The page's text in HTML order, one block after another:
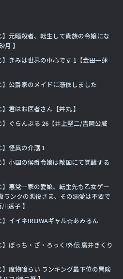
】元暗殺者、転生して貴族の令嬢にな
】
】きみは世界の中心です 1【金田一蓮
】公爵家のメイドに憑依しました
君はお医者さん【丼丸 】
】ぐらんぶる 26【井上堅二/吉岡公威
】怪異の介護 1
】小国の侯爵令嬢は敵国にて覚醒する
】悪党一家の愛娘、転生先も乙女ゲー
ランクの悪役さま、その溺愛は不要で
透子 】
】イイネ!REIWAギャル☆あみるん
ぼっち・ざ・ろっく!外伝 廣井きくり
】魔物喰らい ランキング最下位の冒険